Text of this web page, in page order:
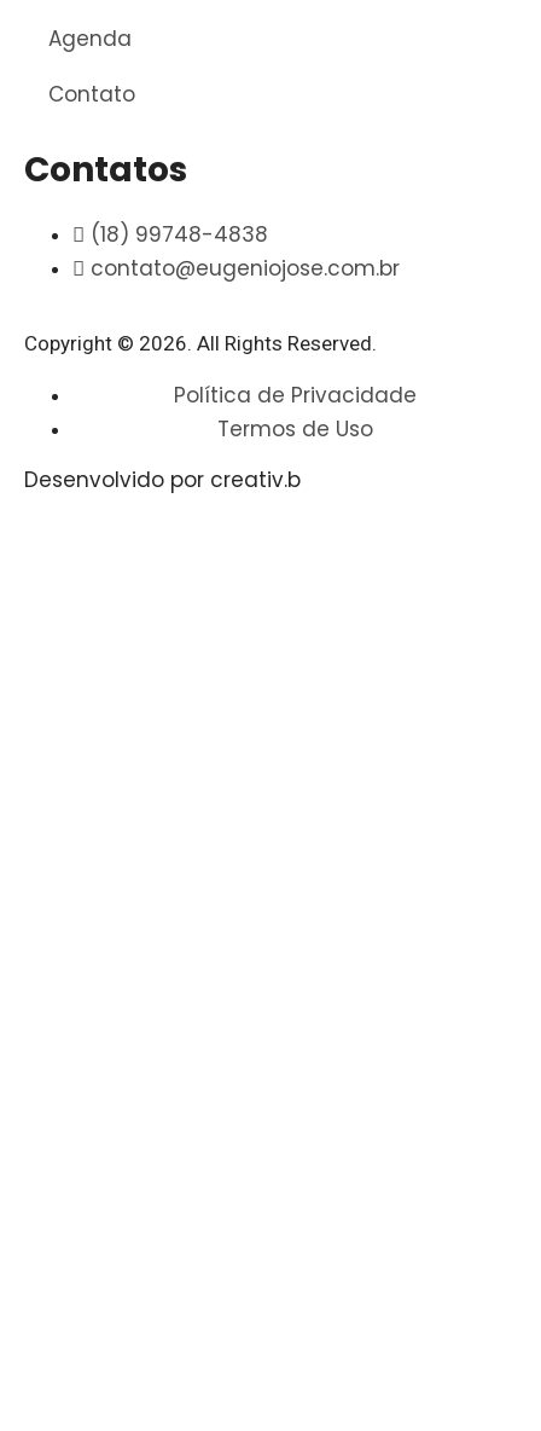
Agenda
Contato
Contatos
(18) 99748-4838
contato@eugeniojose.com.br
Copyright © 2026. All Rights Reserved.​
Política de Privacidade
Termos de Uso
Desenvolvido por creativ.b​​